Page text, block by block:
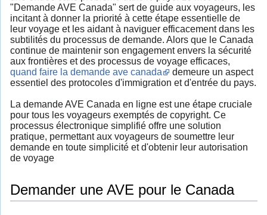
"Demande AVE Canada" sert de guide aux voyageurs, les
incitant à donner la priorité à cette étape essentielle de
leur voyage et les aidant à naviguer efficacement dans les
subtilités du processus de demande. Alors que le Canada
continue de maintenir son engagement envers la sécurité
aux frontières et des processus de voyage efficaces,
quand faire la demande ave canada
demeure un aspect
essentiel des protocoles d'immigration et d'entrée du pays.
La demande AVE Canada en ligne est une étape cruciale
pour tous les voyageurs exemptés de copyright. Ce
processus électronique simplifié offre une solution
pratique, permettant aux voyageurs de soumettre leur
demande en toute simplicité et d'obtenir leur autorisation
de voyage
Demander une AVE pour le Canada